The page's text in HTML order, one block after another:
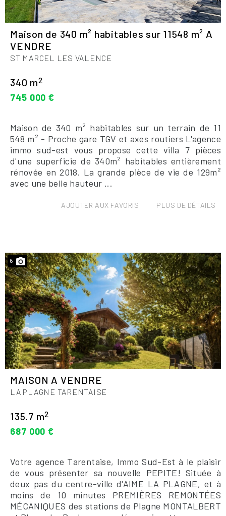
Maison de 340 m² habitables sur 11548 m² A
VENDRE
ST MARCEL LES VALENCE
340 m2
745 000 €
Maison de 340 m² habitables sur un terrain de 11
548 m² - Proche gare TGV et axes routiers L'agence
immo sud-est vous propose cette villa 7 pièces
d'une superficie de 340m² habitables entièrement
rénovée en 2018. La grande pièce de vie de 129m²
avec une belle hauteur ...
AJOUTER AUX FAVORIS PLUS DE DÉTAILS
6
MAISON A VENDRE
LA PLAGNE TARENTAISE
135.7 m2
687 000 €
Votre agence Tarentaise, Immo Sud-Est à le plaisir
de vous présenter sa nouvelle PEPITE! Située à
deux pas du centre-ville d'AIME LA PLAGNE, et à
moins de 10 minutes PREMIÈRES REMONTÉES
MÉCANIQUES des stations de Plagne MONTALBERT